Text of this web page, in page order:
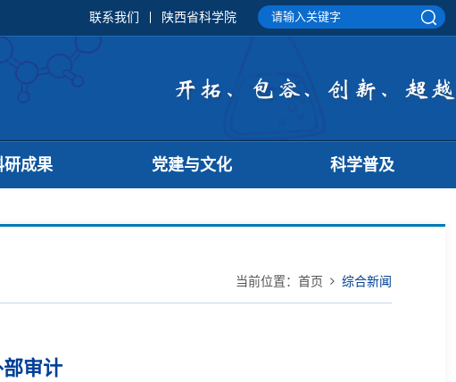
联系我们 陕西省科学院
研成果 党建与文化 科学普及
当前位置： 首页 综合新闻
审计